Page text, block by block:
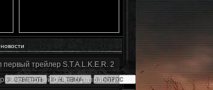
трейлер S.T.A.L.K.E.R. 2
- четвертый отчет о разработке!